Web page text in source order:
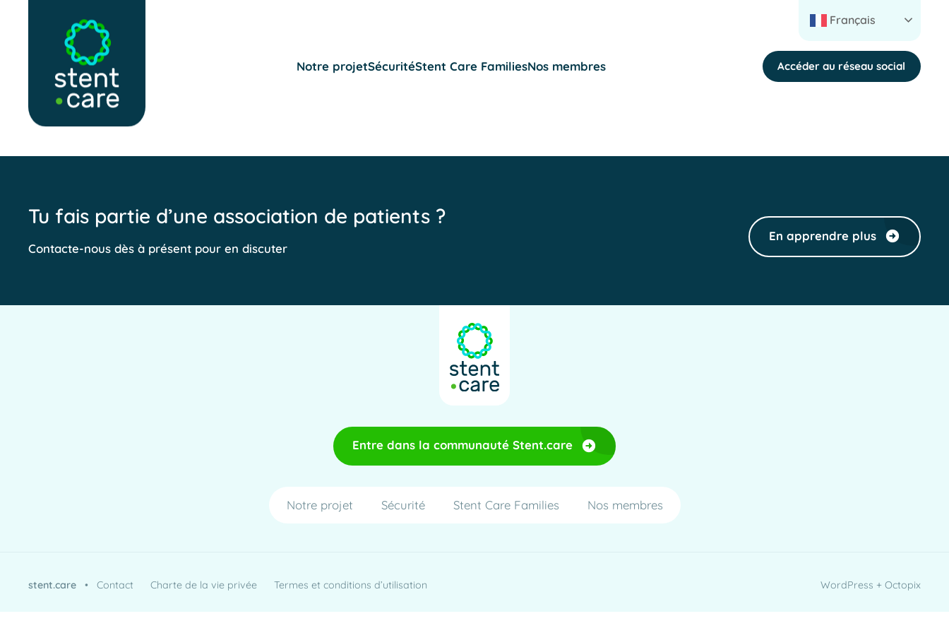
Français
Notre projetSécuritéStent Care FamiliesNos membres Accéder au réseau social
Tu fais partie d’une association de patients ?
Contacte-nous dès à présent pour en discuter
En apprendre plus
Entre dans la communauté Stent.care
Notre projet Sécurité Stent Care Families Nos membres
stent.care •Contact Charte de la vie privée Termes et conditions d’utilisation WordPress + Octopix